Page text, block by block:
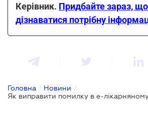
Керівник. Придбайте зараз,
дізнаватися потрібну
Головна / Новини /